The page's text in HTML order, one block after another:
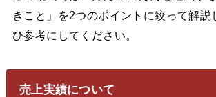
きこと」を2つのポイントに絞って解説
ひ参考にしてください。
売上実績について